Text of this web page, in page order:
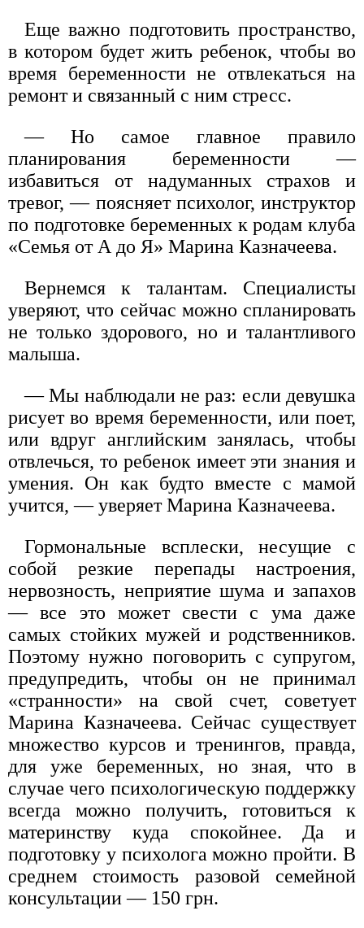
Еще важно подготовить пространство,
в котором будет жить ребенок, чтобы во
время беременности не отвлекаться на
ремонт и связанный с ним стресс.
— Но самое главное правило
планирования беременности —
избавиться от надуманных страхов и
тревог, — поясняет психолог, инструктор
по подготовке беременных к родам клуба
«Семья от А до Я» Марина Казначеева.
Вернемся к талантам. Специалисты
уверяют, что сейчас можно спланировать
не только здорового, но и талантливого
малыша.
— Мы наблюдали не раз: если девушка
рисует во время беременности, или поет,
или вдруг английским занялась, чтобы
отвлечься, то ребенок имеет эти знания и
умения. Он как будто вместе с мамой
учится, — уверяет Марина Казначеева.
Гормональные всплески, несущие с
собой резкие перепады настроения,
нервозность, неприятие шума и запахов
— все это может свести с ума даже
самых стойких мужей и родственников.
Поэтому нужно поговорить с супругом,
предупредить, чтобы он не принимал
«странности» на свой счет, советует
Марина Казначеева. Сейчас существует
множество курсов и тренингов, правда,
для уже беременных, но зная, что в
случае чего психологическую поддержку
всегда можно получить, готовиться к
материнству куда спокойнее. Да и
подготовку у психолога можно пройти. В
среднем стоимость разовой семейной
консультации — 150 грн.